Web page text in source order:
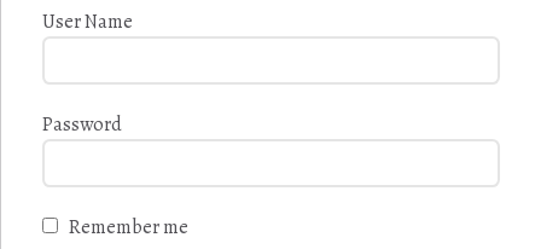
User Name
Password
Remember me